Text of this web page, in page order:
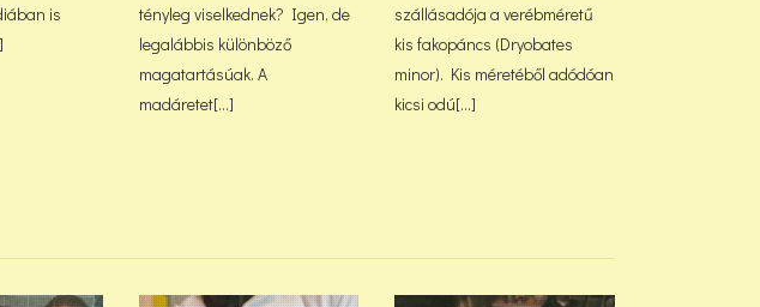
is
tényleg viselkednek? Igen, de
legalábbis különböző
magatartásúak. A
madáretet[...]
szállásadója a verébméretű
kis fakopáncs (Dryobates
minor). Kis méretéből adódóan
kicsi odú[...]